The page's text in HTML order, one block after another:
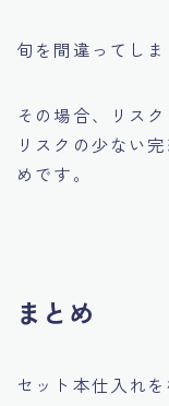
旬を間違ってし
その場合、リス
リスクの少ない
めです。
まとめ
セット本仕入れ